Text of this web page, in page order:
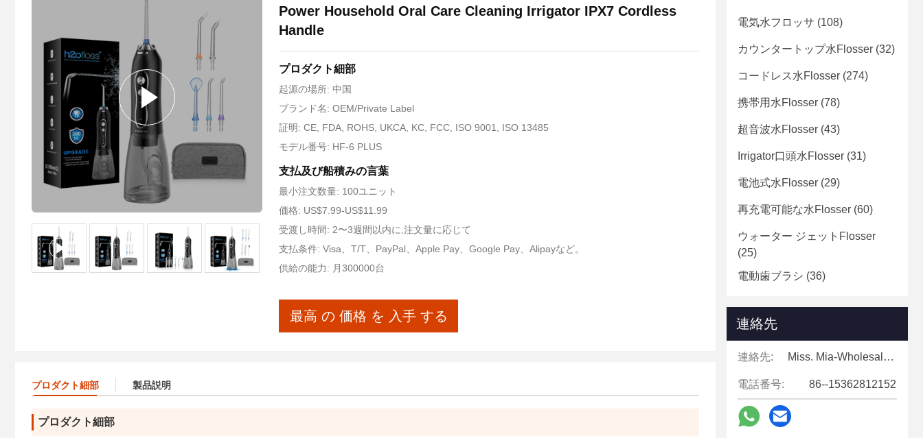
Power Household Oral Care Cleaning Irrigator IPX7 Cordless
Handle
プロダクト細部
起源の場所: 中国
ブランド名: OEM/Private Label
証明: CE, FDA, ROHS, UKCA, KC, FCC, ISO 9001, ISO 13485
モデル番号: HF-6 PLUS
支払及び船積みの言葉
最小注文数量: 100ユニット
価格: US$7.99-US$11.99
受渡し時間: 2〜3週間以内に,注文量に応じて
支払条件: Visa、T/T、PayPal、Apple Pay、Google Pay、Alipayなど。
供給の能力: 月300000台
最高 の 価格 を 入手 する
プロダクト細部 製品説明
プロダクト細部
電気水フロッサ (108)
カウンタートップ水Flosser (32)
コードレス水Flosser (274)
携帯用水Flosser (78)
超音波水Flosser (43)
Irrigator口頭水Flosser (31)
電池式水Flosser (29)
再充電可能な水Flosser (60)
ウォーター ジェットFlosser
(25)
電動歯ブラシ (36)
連絡先
連絡先: Miss. Mia-Wholesale Sales Expert
電話番号: 86--15362812152